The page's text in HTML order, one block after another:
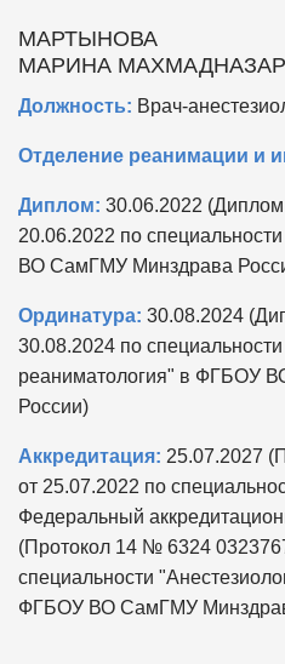
МАРТЫНОВА
МАРИНА
Должность: Врач-
Отделение реанимации и
Диплом: 30.06.2022
20.06.2022 по
ВО СамГМУ Минздрава
Ординатура: 30.08.2024
30.08.2024 по
реаниматология" в ФГБОУ
России)
Аккредитация: 25.07.2027
от 25.07.2022 по
Федеральный
(Протокол 14 № 6324
специальности
ФГБОУ ВО СамГМУ